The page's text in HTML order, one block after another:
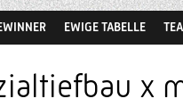
EWIGE TABELLE
x